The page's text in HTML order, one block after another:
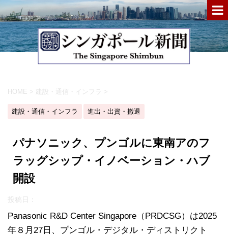
HOME > 建設・通信・インフラ >
建設・通信・インフラ 進出・出資・撤退
パナソニック、プンゴルに東南アのフ
ラッグシップ・イノベーション・ハブ
開設
投稿日：
Panasonic R&D Center Singapore（PRDCSG）は2025
年８月27日、プンゴル・デジタル・ディストリクト